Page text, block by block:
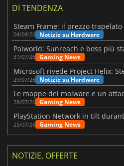
DI TENDENZA
04/08/26 Notizie su Hardware
31/07/26 Gaming News
Microsoft rivede Project Helix:
29/07/26 Notizie su Hardware
28/07/26 Gaming News
25/07/26 Gaming News
NOTIZIE, OFFERTE